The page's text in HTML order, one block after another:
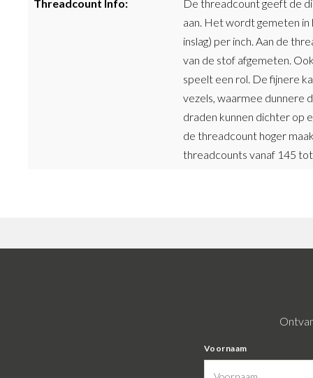
Threadcount Info:
De threadcount geeft de
aan. Het wordt gemeten
inslag) per inch. Aan de
van de stof afgemeten.
speelt een rol. De fijnere
vezels, waarmee dunnere
draden kunnen dichter op
de threadcount hoger
threadcounts vanaf 145
Voornaam